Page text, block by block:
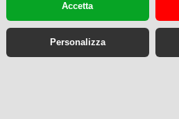
Accetta
Personalizza